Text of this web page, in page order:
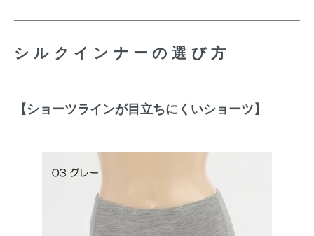
シルクインナーの選び方
【ショーツラインが目立ちにくいショーツ】